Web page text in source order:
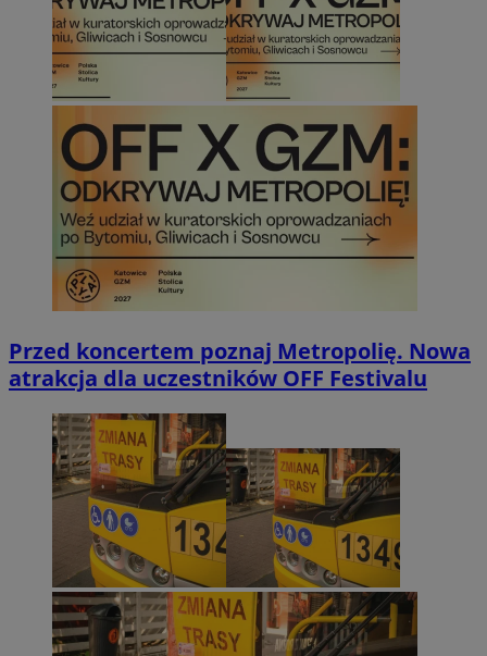
Przed koncertem poznaj Metropolię. Nowa
atrakcja dla uczestników OFF Festivalu